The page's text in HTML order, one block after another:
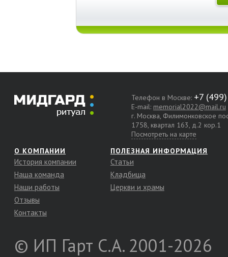
Телефон в Москве:
E-mail: memorial2022@mail.ru
г. Москва, Филимонковское
1758, квартал 163, д.2 кор.1
Посмотреть на карте
О КОМПАНИИ
История компании
Наша команда
Наши работы
Отзывы
Контакты
ПОЛЕЗНАЯ ИНФОРМАЦИЯ
Статьи
Кладбища
Церкви и храмы
© ИП Гарт С.А. 2001-2026